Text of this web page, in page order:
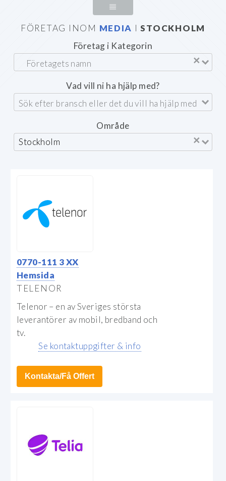
FÖRETAG INOM MEDIA ISTOCKHOLM
Företag i Kategorin
×
Vad vill ni ha hjälp med?
Område
Stockholm
×
0770-111 3 XX
Hemsida
TELENOR
Telenor – en av Sveriges största
leverantörer av mobil, bredband och
tv.
Se kontaktuppgifter & info
Kontakta/Få Offert